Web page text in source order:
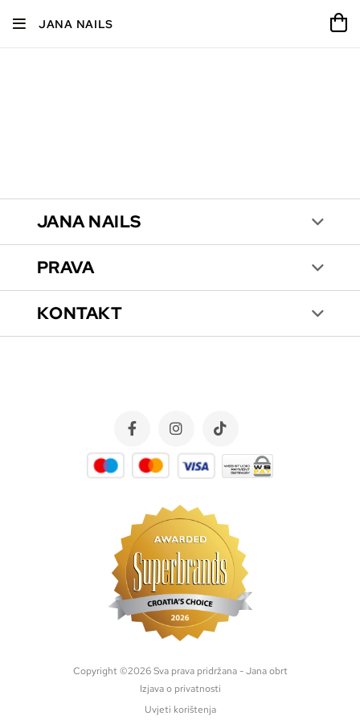
JANA NAILS
JANA NAILS
PRAVA
KONTAKT
Copyright ©2026 Sva prava pridržana - Jana obrt
Izjava o privatnosti
Uvjeti korištenja